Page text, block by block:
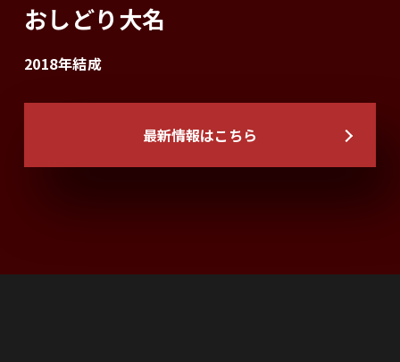
おしどり大名
2018年結成
最新情報はこちら